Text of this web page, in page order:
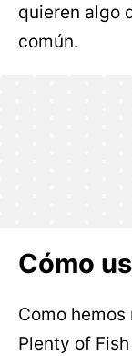
quieren algo
común.
Cómo
Como
Plenty of Fish